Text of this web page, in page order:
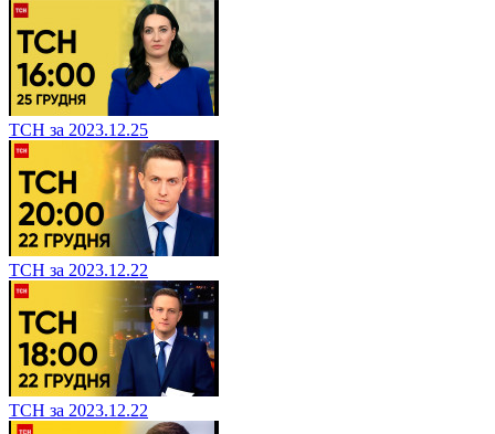
ТСН за 2023.12.25
ТСН за 2023.12.22
ТСН за 2023.12.22